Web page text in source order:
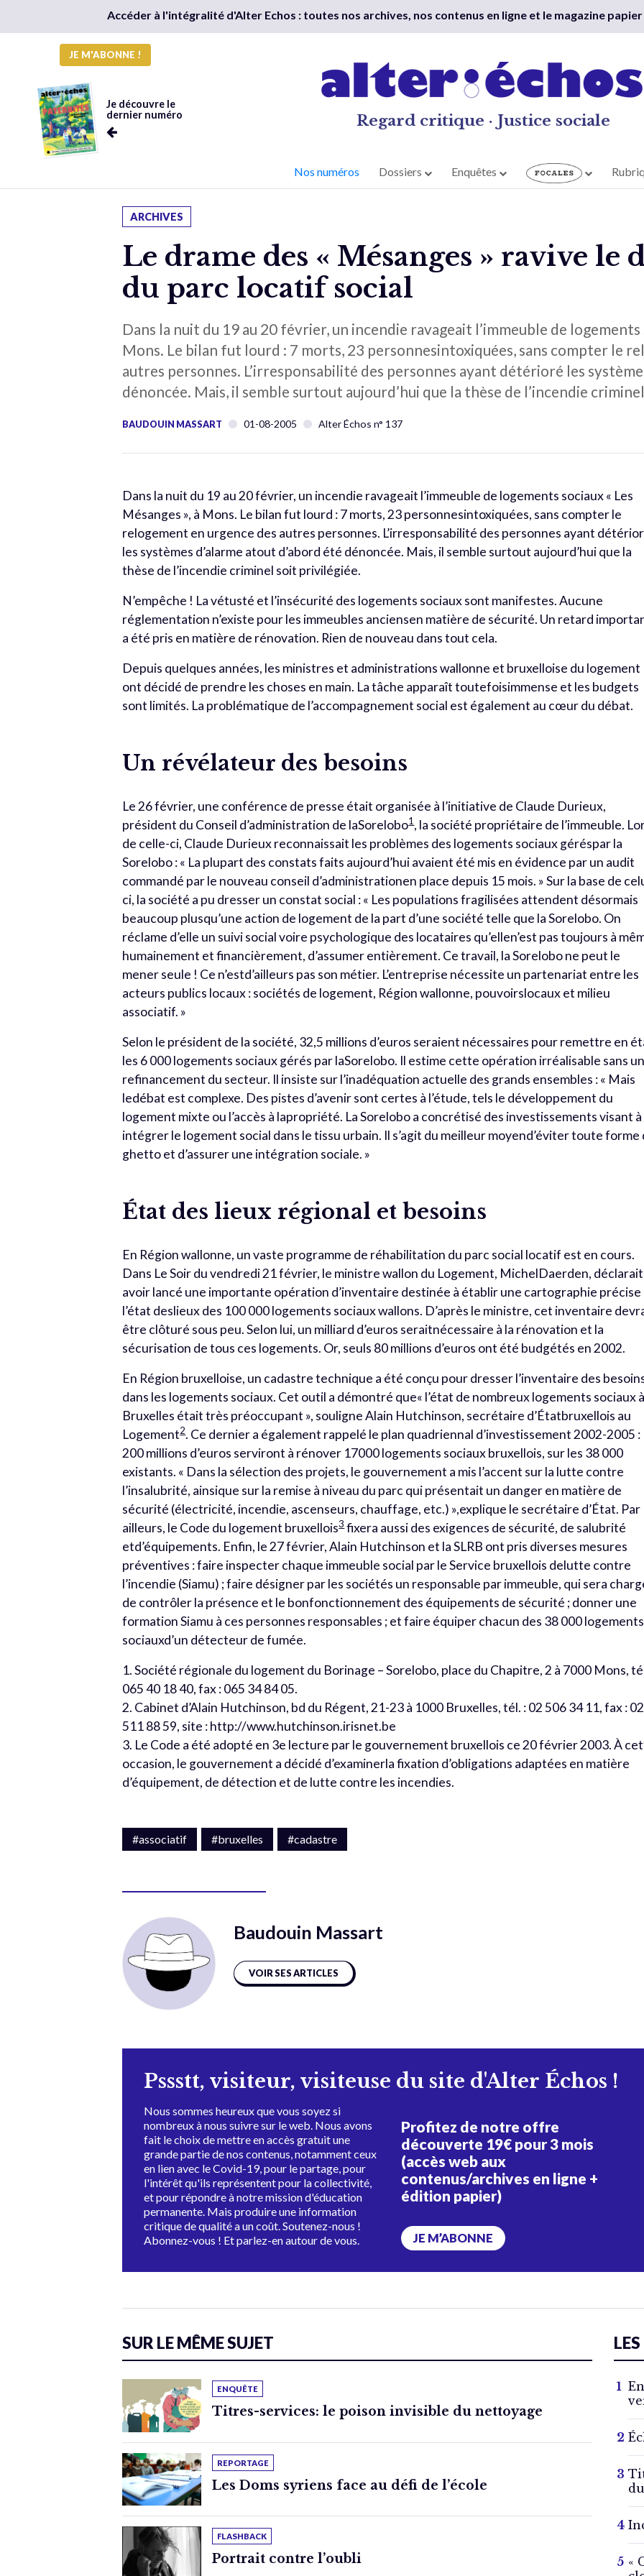
Accéder à l'intégralité d'Alter Echos : toutes nos archives, nos contenus en ligne et le magazine papier
JE M'ABONNE !
Je découvre le
dernier numéro
Regard critique · Justice sociale
Nos numéros Dossiers Enquêtes
ARCHIVES
Le drame des « Mésanges » ravive le
du parc locatif social
Dans la nuit du 19 au 20 février, un incendie ravageait l’immeuble de logements
Mons. Le bilan fut lourd : 7 morts, 23 personnesintoxiquées, sans compter le
autres personnes. L’irresponsabilité des personnes ayant détérioré les
dénoncée. Mais, il semble surtout aujourd’hui que la thèse de l’incendie
BAUDOUIN MASSART 01-08-2005 Alter Échos n° 137
Dans la nuit du 19 au 20 février, un incendie ravageait l’immeuble de logements sociaux « Les
Mésanges », à Mons. Le bilan fut lourd : 7 morts, 23 personnesintoxiquées, sans compter le
relogement en urgence des autres personnes. L’irresponsabilité des personnes ayant
les systèmes d’alarme atout d’abord été dénoncée. Mais, il semble surtout aujourd’hui que la
thèse de l’incendie criminel soit privilégiée.
N’empêche ! La vétusté et l’insécurité des logements sociaux sont manifestes. Aucune
réglementation n’existe pour les immeubles anciensen matière de sécurité. Un retard
a été pris en matière de rénovation. Rien de nouveau dans tout cela.
Depuis quelques années, les ministres et administrations wallonne et bruxelloise du logement
ont décidé de prendre les choses en main. La tâche apparaît toutefoisimmense et les budgets
sont limités. La problématique de l’accompagnement social est également au cœur du débat.
Un révélateur des besoins
Le 26 février, une conférence de presse était organisée à l’initiative de Claude Durieux,
président du Conseil d’administration de laSorelobo1, la société propriétaire de l’immeuble.
de celle-ci, Claude Durieux reconnaissait les problèmes des logements sociaux géréspar la
Sorelobo : « La plupart des constats faits aujourd’hui avaient été mis en évidence par un audit
commandé par le nouveau conseil d’administrationen place depuis 15 mois. » Sur la base de
ci, la société a pu dresser un constat social : « Les populations fragilisées attendent désormais
beaucoup plusqu’une action de logement de la part d’une société telle que la Sorelobo. On
réclame d’elle un suivi social voire psychologique des locataires qu’ellen’est pas toujours à
humainement et financièrement, d’assumer entièrement. Ce travail, la Sorelobo ne peut le
mener seule ! Ce n’estd’ailleurs pas son métier. L’entreprise nécessite un partenariat entre les
acteurs publics locaux : sociétés de logement, Région wallonne, pouvoirslocaux et milieu
associatif. »
Selon le président de la société, 32,5 millions d’euros seraient nécessaires pour remettre en
les 6 000 logements sociaux gérés par laSorelobo. Il estime cette opération irréalisable sans un
refinancement du secteur. Il insiste sur l’inadéquation actuelle des grands ensembles : « Mais
ledébat est complexe. Des pistes d’avenir sont certes à l’étude, tels le développement du
logement mixte ou l’accès à lapropriété. La Sorelobo a concrétisé des investissements visant à
intégrer le logement social dans le tissu urbain. Il s’agit du meilleur moyend’éviter toute forme
ghetto et d’assurer une intégration sociale. »
État des lieux régional et besoins
En Région wallonne, un vaste programme de réhabilitation du parc social locatif est en cours.
Dans Le Soir du vendredi 21 février, le ministre wallon du Logement, MichelDaerden, déclarait
avoir lancé une importante opération d’inventaire destinée à établir une cartographie précise
l’état deslieux des 100 000 logements sociaux wallons. D’après le ministre, cet inventaire
être clôturé sous peu. Selon lui, un milliard d’euros seraitnécessaire à la rénovation et la
sécurisation de tous ces logements. Or, seuls 80 millions d’euros ont été budgétés en 2002.
En Région bruxelloise, un cadastre technique a été conçu pour dresser l’inventaire des
dans les logements sociaux. Cet outil a démontré que« l’état de nombreux logements sociaux à
Bruxelles était très préoccupant », souligne Alain Hutchinson, secrétaire d’Étatbruxellois au
Logement2. Ce dernier a également rappelé le plan quadriennal d’investissement 2002-2005 :
200 millions d’euros serviront à rénover 17000 logements sociaux bruxellois, sur les 38 000
existants. « Dans la sélection des projets, le gouvernement a mis l’accent sur la lutte contre
l’insalubrité, ainsique sur la remise à niveau du parc qui présentait un danger en matière de
sécurité (électricité, incendie, ascenseurs, chauffage, etc.) »,explique le secrétaire d’État. Par
ailleurs, le Code du logement bruxellois3fixera aussi des exigences de sécurité, de salubrité
etd’équipements. Enfin, le 27 février, Alain Hutchinson et la SLRB ont pris diverses mesures
préventives : faire inspecter chaque immeuble social par le Service bruxellois delutte contre
l’incendie (Siamu) ; faire désigner par les sociétés un responsable par immeuble, qui sera
de contrôler la présence et le bonfonctionnement des équipements de sécurité ; donner une
formation Siamu à ces personnes responsables ; et faire équiper chacun des 38 000 logements
sociauxd’un détecteur de fumée.
1. Société régionale du logement du Borinage – Sorelobo, place du Chapitre, 2 à 7000 Mons,
065 40 18 40, fax : 065 34 84 05.
2. Cabinet d’Alain Hutchinson, bd du Régent, 21-23 à 1000 Bruxelles, tél. : 02 506 34 11, fax : 02
511 88 59, site : http://www.hutchinson.irisnet.be
3. Le Code a été adopté en 3e lecture par le gouvernement bruxellois ce 20 février 2003. À
occasion, le gouvernement a décidé d’examinerla fixation d’obligations adaptées en matière
d’équipement, de détection et de lutte contre les incendies.
#associatif #bruxelles #cadastre
Baudouin Massart
VOIR SES ARTICLES
Pssstt, visiteur, visiteuse du site d'Alter Échos !
Nous sommes heureux que vous soyez si
nombreux à nous suivre sur le web. Nous avons
fait le choix de mettre en accès gratuit une
grande partie de nos contenus, notamment ceux
en lien avec le Covid-19, pour le partage, pour
l'intérêt qu'ils représentent pour la collectivité,
et pour répondre à notre mission d'éducation
permanente. Mais produire une information
critique de qualité a un coût. Soutenez-nous !
Abonnez-vous ! Et parlez-en autour de vous.
Profitez de notre offre
découverte 19€ pour 3 mois
(accès web aux
contenus/archives en ligne +
édition papier)
JE M’ABONNE
SUR LE MÊME SUJET
ENQUÊTE
Titres-services: le poison invisible du nettoyage
REPORTAGE
Les Doms syriens face au défi de l’école
FLASHBACK
Portrait contre l’oubli
«